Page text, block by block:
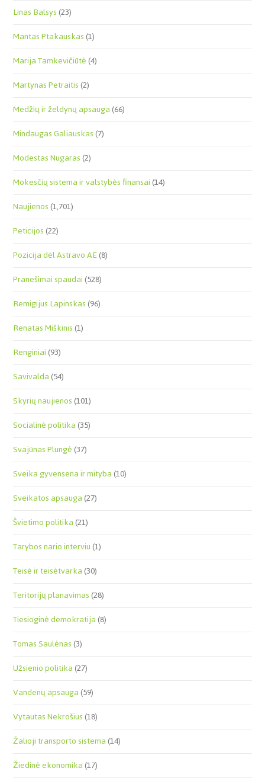
Linas Balsys(23)
Mantas Ptakauskas(1)
Marija Tamkevičiūtė(4)
Martynas Petraitis(2)
Medžių ir želdynų apsauga(66)
Mindaugas Galiauskas(7)
Modestas Nugaras(2)
Mokesčių sistema ir valstybės finansai(14)
Naujienos(1,701)
Peticijos(22)
Pozicija dėl Astravo AE(8)
Pranešimai spaudai(528)
Remigijus Lapinskas(96)
Renatas Miškinis(1)
Renginiai(93)
Savivalda(54)
Skyrių naujienos(101)
Socialinė politika(35)
Svajūnas Plungė(37)
Sveika gyvensena ir mityba(10)
Sveikatos apsauga(27)
Švietimo politika(21)
Tarybos nario interviu(1)
Teisė ir teisėtvarka(30)
Teritorijų planavimas(28)
Tiesioginė demokratija(8)
Tomas Saulėnas(3)
Užsienio politika(27)
Vandenų apsauga(59)
Vytautas Nekrošius(18)
Žalioji transporto sistema(14)
Žiedinė ekonomika(17)